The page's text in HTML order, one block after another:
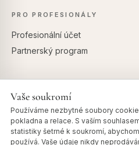
PRO PROFESIONÁLY
Profesionální účet
Partnerský program
Vaše soukromí
Používáme nezbytné soubory
pokladna a relace. S vaším
statistiky šetrné k soukromí,
používá. Vaše údaje nikdy